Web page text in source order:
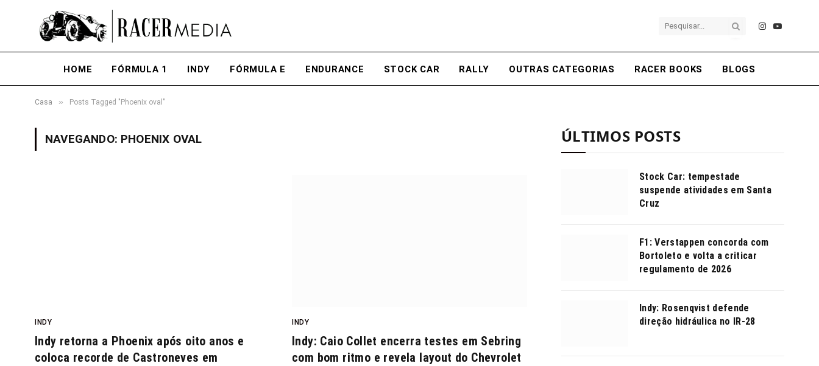
Instagram
YouTube
HOME FÓRMULA 1 INDY FÓRMULA E ENDURANCE STOCK CAR RALLY OUTRAS CATEGORIAS RACER BOOKS BLOGS
Casa » Posts Tagged "Phoenix oval"
NAVEGANDO: PHOENIX OVAL
INDY
Indy retorna a Phoenix após oito anos e
coloca recorde de Castroneves em
INDY
Indy: Caio Collet encerra testes em Sebring
com bom ritmo e revela layout do Chevrolet
ÚLTIMOS POSTS
Stock Car: tempestade
suspende atividades em Santa
Cruz
F1: Verstappen concorda com
Bortoleto e volta a criticar
regulamento de 2026
Indy: Rosenqvist defende
direção hidráulica no IR-28